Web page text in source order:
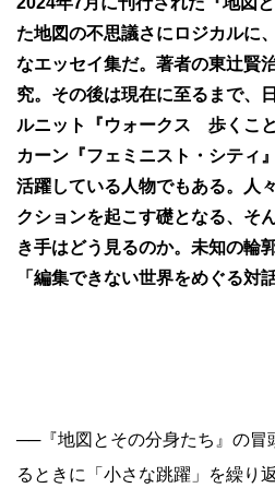
た地図の不思議さにロジカルに
なエッセイ集だ。著者の東辻賢
究。その後は現在に至るまで、
ルニット『ウォークス 歩くこ
カーン『フェミニスト・シティ
活躍している人物でもある。人
クションを起こす礎となる、そ
き手はどう見るのか。未知の輪
「編集できない世界をめぐる対
──『地図とその分身たち』の冒
るときに「小さな跳躍」を繰り